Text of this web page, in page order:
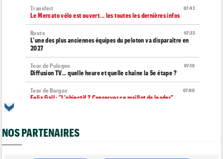
07:43
Transfert
Le Mercato vélo est ouvert... les toutes les dernières infos
07:33
Route
L'une des plus anciennes équipes du peloton va disparaître en
2027
07:10
Tour de Pologne
Diffusion TV... quelle heure et quelle chaîne la 5e étape ?
07:00
Tour de Burgos
Felix Gall : "L'objectif ? Conserver ce maillot de leader"
NOS PARTENAIRES